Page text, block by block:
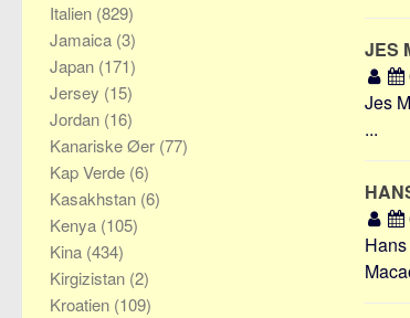
JES
Jes
...
Italien (829)
Jamaica (3)
Japan (171)
Jersey (15)
Jordan (16)
Kanariske Øer (77)
Kap Verde (6)
Kasakhstan (6)
Kenya (105)
Kina (434)
Kirgizistan (2)
Kroatien (109)